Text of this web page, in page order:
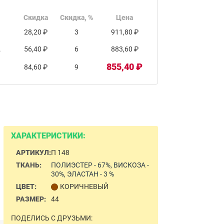
Скидка Скидка, %
Цена
28,20 ₽
3 911,80 ₽
56,40 ₽ 6 883,60 ₽
84,60 ₽ 9 855,40 ₽
ХАРАКТЕРИСТИКИ:
АРТИКУЛ:П 148
ТКАНЬ:
ПОЛИЭСТЕР - 67%, ВИСКОЗА -
30%, ЭЛАСТАН - 3 %
ЦВЕТ:
КОРИЧНЕВЫЙ
РАЗМЕР:
44
ПОДЕЛИСЬ С ДРУЗЬМИ: